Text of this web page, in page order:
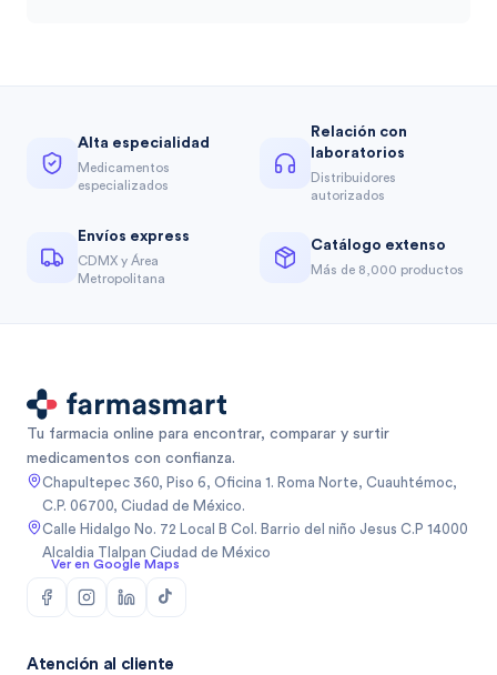
Alta especialidad
Medicamentos
especializados
Relación con
laboratorios
Distribuidores
autorizados
Envíos express
CDMX y Área
Metropolitana
Catálogo extenso
Más de 8,000 productos
Tu farmacia online para encontrar, comparar y surtir
medicamentos con confianza.
Chapultepec 360, Piso 6, Oficina 1. Roma Norte, Cuauhtémoc,
C.P. 06700, Ciudad de México.
Calle Hidalgo No. 72 Local B Col. Barrio del niño Jesus C.P 14000
Alcaldia Tlalpan Ciudad de México
Ver en Google Maps
Atención al cliente